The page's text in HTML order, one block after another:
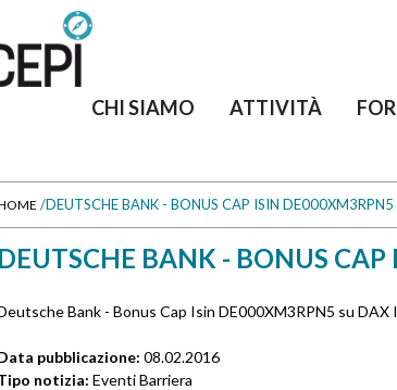
CHI SIAMO ATTIVITÀ
/DEUTSCHE BANK - BONUS CAP ISIN
DEUTSCHE BANK - BONUS
Bank - Bonus Cap Isin DE000XM3RPN5 su DAX
pubblicazione: 08.02.2016
notizia: Eventi Barriera